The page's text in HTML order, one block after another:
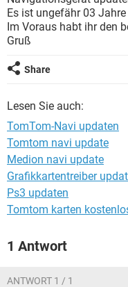
FACEBOOK
WINDOWS 10
WHATSAPP
FACEBOOK
Es ist ungefähr 03 Jahre
Im Voraus habt ihr den
Gruß
Share
Lesen Sie auch:
TomTom-Navi updaten
Tomtom navi update
Medion navi update
Grafikkartentreiber
Ps3 updaten
Tomtom karten
1 Antwort
ANTWORT 1 / 1